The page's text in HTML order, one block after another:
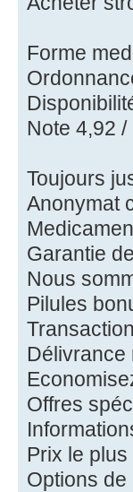
Forme
Note 4,92
Toujours
Anonymat
Garantie
Nous
Pilules
Délivrance
Offres
Prix le plus
Options de